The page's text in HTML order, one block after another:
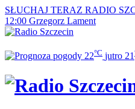
SŁUCHAJ TERAZ RADIO
12:00 Grzegorz Lament
22°C jutro 21